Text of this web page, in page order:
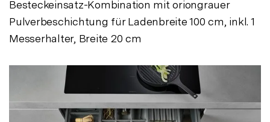
Besteckeinsatz-Kombination mit oriongrauer
Pulverbeschichtung für Ladenbreite 100 cm, inkl. 1
Messerhalter, Breite 20 cm